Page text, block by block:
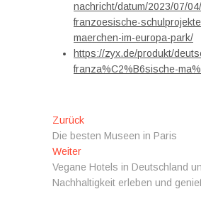
nachricht/datum/2023/07/
franzoesische-
maerchen-im-europa-park/
https://zyx.de/produkt/
franza%C2%B6sische-
Beitragsnavigation
ZurückVorheriger
Beitrag:
Die besten Museen in Paris
WeiterNächster
Beitrag:
Vegane Hotels in Deutschland
Nachhaltigkeit erleben und